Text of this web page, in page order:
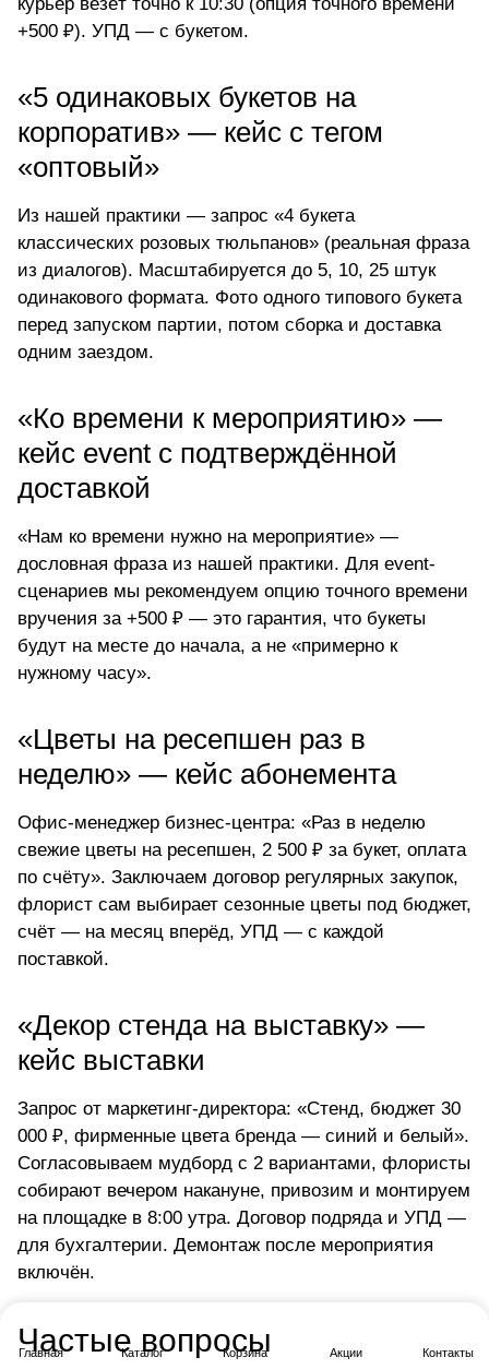
+500 ₽). УПД — с букетом.
«5 одинаковых букетов на
корпоратив» — кейс с тегом
«оптовый»
Из нашей практики — запрос «4 букета
классических розовых тюльпанов» (реальная фраза
из диалогов). Масштабируется до 5, 10, 25 штук
одинакового формата. Фото одного типового букета
перед запуском партии, потом сборка и доставка
одним заездом.
«Ко времени к мероприятию» —
кейс event с подтверждённой
доставкой
«Нам ко времени нужно на мероприятие» —
дословная фраза из нашей практики. Для event-
сценариев мы рекомендуем опцию точного времени
вручения за +500 ₽ — это гарантия, что букеты
будут на месте до начала, а не «примерно к
нужному часу».
«Цветы на ресепшен раз в
неделю» — кейс абонемента
Офис-менеджер бизнес-центра: «Раз в неделю
свежие цветы на ресепшен, 2 500 ₽ за букет, оплата
по счёту». Заключаем договор регулярных закупок,
флорист сам выбирает сезонные цветы под бюджет,
счёт — на месяц вперёд, УПД — с каждой
поставкой.
«Декор стенда на выставку» —
кейс выставки
Запрос от маркетинг-директора: «Стенд, бюджет 30
000 ₽, фирменные цвета бренда — синий и белый».
Согласовываем мудборд с 2 вариантами, флористы
собирают вечером накануне, привозим и монтируем
на площадке в 8:00 утра. Договор подряда и УПД —
для бухгалтерии. Демонтаж после мероприятия
включён.
Частые вопросы
Главная Каталог Корзина Акции Контакты